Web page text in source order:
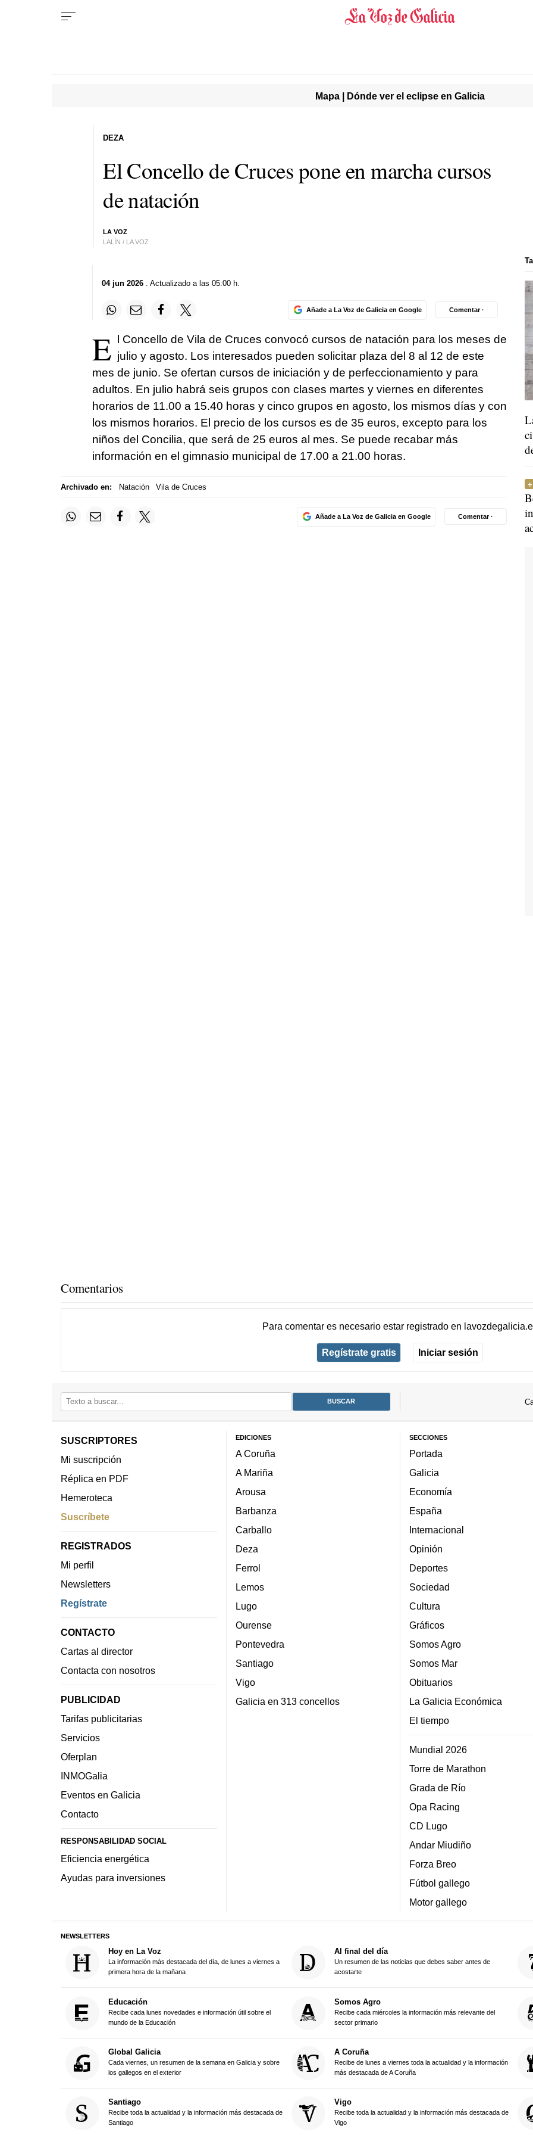
Mapa | Dónde ver el eclipse en Galicia
El Concello de Cruces pone en marcha cursos
de natación
LA VOZ
LALÍN / LA VOZ
DEZA
04 jun 2026. Actualizado a las 05:00 h.
Añade a La Voz de Galicia en Google Comentar ·
E
l Concello de Vila de Cruces convocó cursos de natación para los meses de
julio y agosto. Los interesados pueden solicitar plaza del 8 al 12 de este
mes de junio. Se ofertan cursos de iniciación y de perfeccionamiento y para
adultos. En julio habrá seis grupos con clases martes y viernes en diferentes
horarios de 11.00 a 15.40 horas y cinco grupos en agosto, los mismos días y con
los mismos horarios. El precio de los cursos es de 35 euros, excepto para los
niños del Concilia, que será de 25 euros al mes. Se puede recabar más
información en el gimnasio municipal de 17.00 a 21.00 horas.
Archivado en: Natación Vila de Cruces
Añade a La Voz de Galicia en Google Comentar ·
Comentarios
Para comentar es necesario estar registradoen
Regístrate gratis Iniciar sesión
SUSCRIPTORES
Mi suscripción
Réplica en PDF
Hemeroteca
Suscríbete
REGISTRADOS
Mi perfil
Newsletters
Regístrate
CONTACTO
Cartas al director
Contacta con nosotros
PUBLICIDAD
Tarifas publicitarias
Servicios
Oferplan
INMOGalia
Eventos en Galicia
Contacto
RESPONSABILIDAD SOCIAL
Eficiencia energética
Ayudas para inversiones
EDICIONES
A Coruña
A Mariña
Arousa
Barbanza
Carballo
Deza
Ferrol
Lemos
Lugo
Ourense
Pontevedra
Santiago
Vigo
Galicia en 313 concellos
SECCIONES
Portada
Galicia
Economía
España
Internacional
Opinión
Deportes
Sociedad
Cultura
Gráficos
Somos Agro
Somos Mar
Obituarios
La Galicia Económica
El tiempo
Mundial 2026
Torre de Marathon
Grada de Río
Opa Racing
CD Lugo
Andar Miudiño
Forza Breo
Fútbol gallego
Motor gallego
NEWSLETTERS
Hoy en La Voz
La información más destacada del día, de lunes a viernes a
primera hora de la mañana
Al final del día
Un resumen de las noticias que debes saber antes de
acostarte
Educación
Recibe cada lunes novedades e información útil sobre el
mundo de la Educación
Somos Agro
Recibe cada miércoles la información más relevante del
sector primario
Global Galicia
Cada viernes, un resumen de la semana en Galicia y sobre
los gallegos en el exterior
A Coruña
Recibe de lunes a viernes toda la actualidad y la información
más destacada de A Coruña
Santiago
Recibe toda la actualidad y la información más destacada de
Santiago
Vigo
Recibe toda la actualidad y la información más destacada de
Vigo